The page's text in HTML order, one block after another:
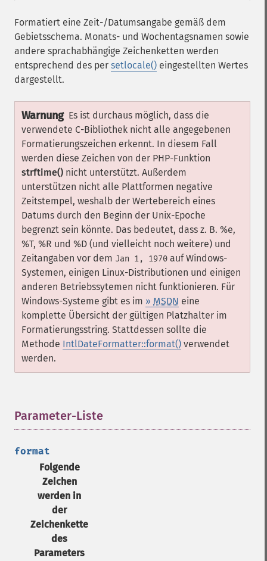
Formatiert eine Zeit-/Datumsangabe gemäß dem
Gebietsschema. Monats- und Wochentagsnamen sowie
andere sprachabhängige Zeichenketten werden
entsprechend des per setlocale() eingestellten Wertes
dargestellt.
Warnung Es ist durchaus möglich, dass die
verwendete C-Bibliothek nicht alle angegebenen
Formatierungszeichen erkennt. In diesem Fall
werden diese Zeichen von der PHP-Funktion
strftime() nicht unterstützt. Außerdem
unterstützen nicht alle Plattformen negative
Zeitstempel, weshalb der Wertebereich eines
Datums durch den Beginn der Unix-Epoche
begrenzt sein könnte. Das bedeutet, dass z. B. %e,
%T, %R und %D (und vielleicht noch weitere) und
Zeitangaben vor dem Jan 1, 1970 auf Windows-
Systemen, einigen Linux-Distributionen und einigen
anderen Betriebssytemen nicht funktionieren. Für
Windows-Systeme gibt es im » MSDN eine
komplette Übersicht der gültigen Platzhalter im
Formatierungsstring. Stattdessen sollte die
Methode IntlDateFormatter::format() verwendet
werden.
Parameter-Liste
format
Folgende
Zeichen
werden in
der
Zeichenkette
des
Parameters